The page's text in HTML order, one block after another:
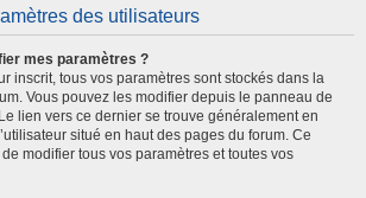
des utilisateurs
mes paramètres ?
inscrit, tous vos paramètres sont stockés dans la
Vous pouvez les modifier depuis le panneau de
lien vers ce dernier se trouve généralement en
situé en haut des pages du forum. Ce
modifier tous vos paramètres et toutes vos